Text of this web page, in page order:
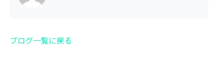
ブログ一覧に戻る